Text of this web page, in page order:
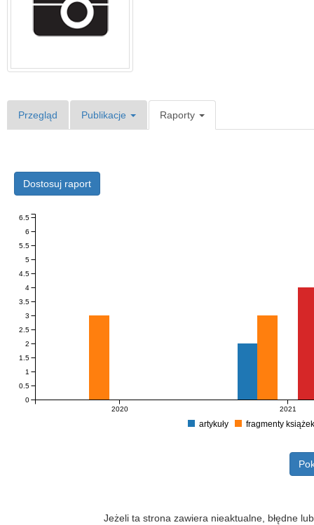
Przegląd Publikacje Raporty
Dostosuj raport
2020 2021
0
0.5
1
1.5
2
2.5
3
3.5
4
4.5
5
5.5
6
6.5
artykuły fragmenty
Jeżeli ta strona zawiera nieaktualne, błędne